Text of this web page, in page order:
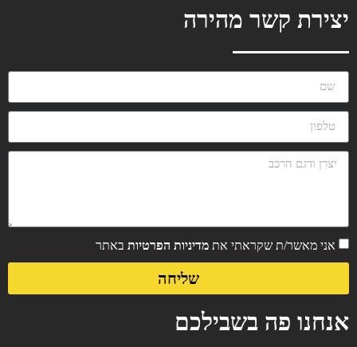
יצירת קשר מהירה
אני מאשר/ת שקראתי את מדיניות הפרטיות באתר
שליחה
אנחנו פה בשבילכם